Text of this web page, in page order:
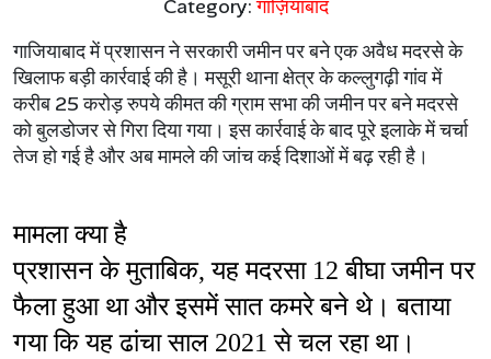
Category:गाज़ियाबाद
गाजियाबाद में प्रशासन ने सरकारी जमीन पर बने एक अवैध मदरसे के
खिलाफ बड़ी कार्रवाई की है। मसूरी थाना क्षेत्र के कल्लुगढ़ी गांव में
करीब 25 करोड़ रुपये कीमत की ग्राम सभा की जमीन पर बने मदरसे
को बुलडोजर से गिरा दिया गया। इस कार्रवाई के बाद पूरे इलाके में चर्चा
तेज हो गई है और अब मामले की जांच कई दिशाओं में बढ़ रही है।
मामला क्या है
प्रशासन के मुताबिक, यह मदरसा 12 बीघा जमीन पर
फैला हुआ था और इसमें सात कमरे बने थे। बताया
गया कि यह ढांचा साल 2021 से चल रहा था।